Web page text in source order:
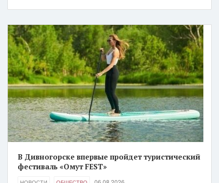
В Дивногорске впервые пройдет туристический
фестиваль «Омут FEST»